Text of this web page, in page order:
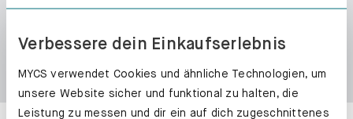
Verbessere dein Einkaufserlebnis
MYCS verwendet Cookies und ähnliche Technologien, um
unsere Website sicher und funktional zu halten, die
Leistung zu messen und dir ein auf dich zugeschnittenes